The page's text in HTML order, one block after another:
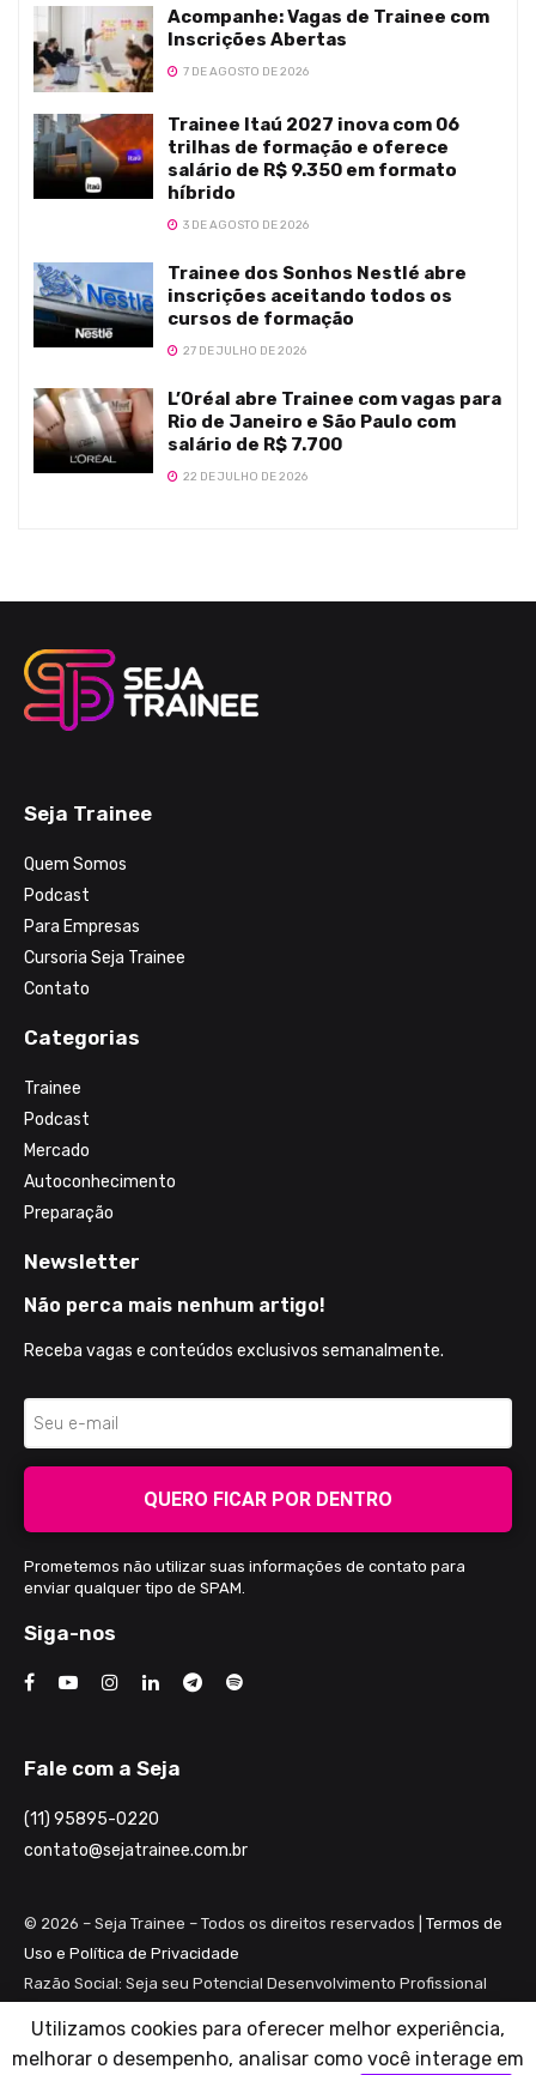
Acompanhe: Vagas de Trainee com
Inscrições Abertas
7 DE AGOSTO DE 2026
Trainee Itaú 2027 inova com 06
trilhas de formação e oferece
salário de R$ 9.350 em formato
híbrido
3 DE AGOSTO DE 2026
Trainee dos Sonhos Nestlé abre
inscrições aceitando todos os
cursos de formação
27 DE JULHO DE 2026
L’Oréal abre Trainee com vagas para
Rio de Janeiro e São Paulo com
salário de R$ 7.700
22 DE JULHO DE 2026
Seja Trainee
Quem Somos
Podcast
Para Empresas
Cursoria Seja Trainee
Contato
Categorias
Trainee
Podcast
Mercado
Autoconhecimento
Preparação
Newsletter
Não perca mais nenhum artigo!
Receba vagas e conteúdos exclusivos semanalmente.
QUERO FICAR POR DENTRO
Prometemos não utilizar suas informações de contato para
enviar qualquer tipo de SPAM.
Siga-nos
Fale com a Seja
(11) 95895-0220
contato@sejatrainee.com.br
© 2026 – Seja Trainee – Todos os direitos reservados | Termos de
Uso e Política de Privacidade
Razão Social: Seja seu Potencial Desenvolvimento Profissional
CNPJ: 28.461.983/0001-82
Utilizamos cookies para oferecer melhor experiência,
melhorar o desempenho, analisar como você interage em